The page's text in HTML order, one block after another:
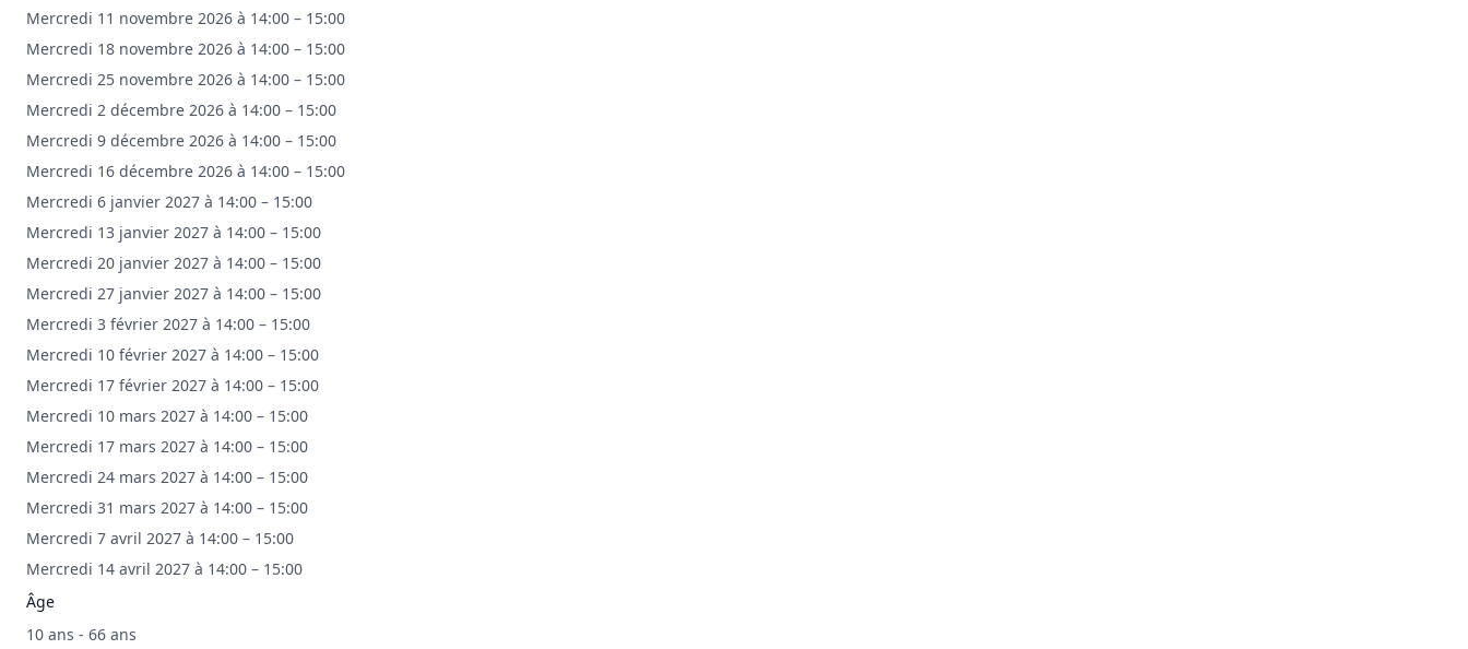
Mercredi 11 novembre 2026 à 14:00 – 15:00
Mercredi 18 novembre 2026 à 14:00 – 15:00
Mercredi 25 novembre 2026 à 14:00 – 15:00
Mercredi 2 décembre 2026 à 14:00 – 15:00
Mercredi 9 décembre 2026 à 14:00 – 15:00
Mercredi 16 décembre 2026 à 14:00 – 15:00
Mercredi 6 janvier 2027 à 14:00 – 15:00
Mercredi 13 janvier 2027 à 14:00 – 15:00
Mercredi 20 janvier 2027 à 14:00 – 15:00
Mercredi 27 janvier 2027 à 14:00 – 15:00
Mercredi 3 février 2027 à 14:00 – 15:00
Mercredi 10 février 2027 à 14:00 – 15:00
Mercredi 17 février 2027 à 14:00 – 15:00
Mercredi 10 mars 2027 à 14:00 – 15:00
Mercredi 17 mars 2027 à 14:00 – 15:00
Mercredi 24 mars 2027 à 14:00 – 15:00
Mercredi 31 mars 2027 à 14:00 – 15:00
Mercredi 7 avril 2027 à 14:00 – 15:00
Mercredi 14 avril 2027 à 14:00 – 15:00
Âge
10 ans - 66 ans